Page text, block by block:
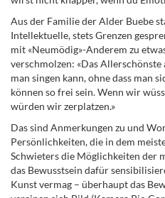
Aus der Familie der Alder Buebe
Intellektuelle, stets Grenzen
mit «Neumödig»-Anderem zu
verschmolzen: «Das Allerschönste
man singen kann, ohne dass man
können so frei sein. Wenn wir
würden wir zerplatzen.»
Das sind Anmerkungen zu und
Persönlichkeiten, die in dem
Schwieters die Möglichkeiten der
das Bewusstsein dafür
Kunst vermag – überhaupt das